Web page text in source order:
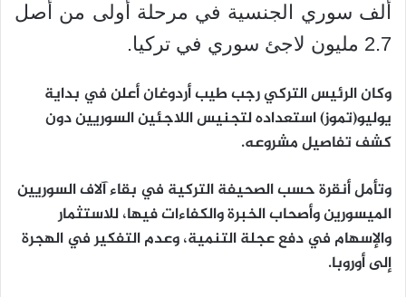
ألف سوري الجنسية في مرحلة أولى من أصل
2.7 مليون لاجئ سوري في تركيا.
وكان الرئيس التركي رجب طيب أردوغان أعلن في بداية
يوليو(تموز) استعداده لتجنيس اللاجئين السوريين دون
كشف تفاصيل مشروعه.
وتأمل أنقرة حسب الصحيفة التركية في بقاء آلاف السوريين
الميسورين وأصحاب الخبرة والكفاءات فيها، للاستثمار
والإسهام في دفع عجلة التنمية، وعدم التفكير في الهجرة
إلى أوروبا.